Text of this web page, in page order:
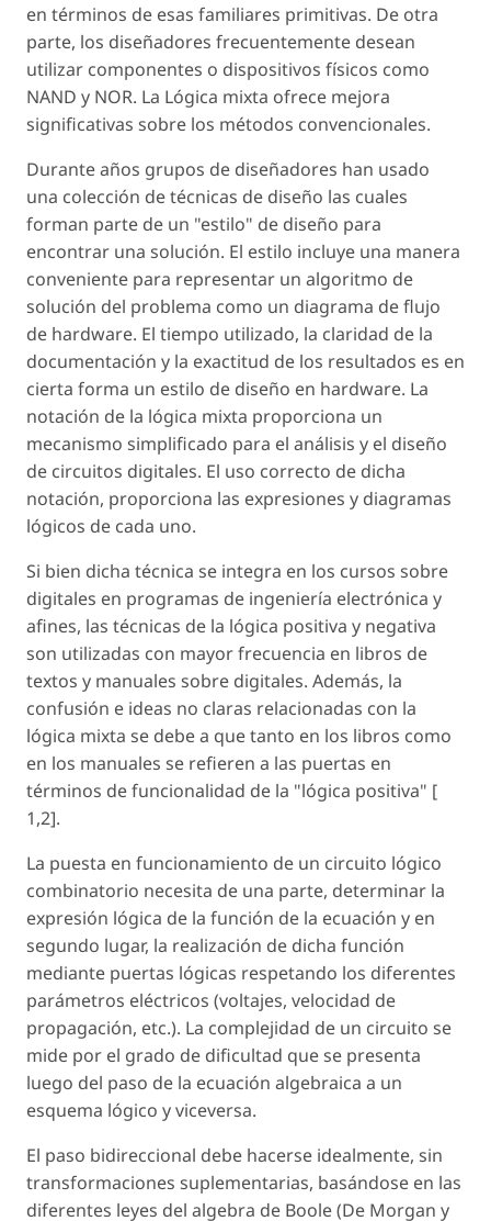
en términos de esas familiares primitivas. De otra
parte, los diseñadores frecuentemente desean
utilizar componentes o dispositivos físicos como
NAND y NOR. La Lógica mixta ofrece mejora
significativas sobre los métodos convencionales.
Durante años grupos de diseñadores han usado
una colección de técnicas de diseño las cuales
forman parte de un "estilo" de diseño para
encontrar una solución. El estilo incluye una manera
conveniente para representar un algoritmo de
solución del problema como un diagrama de flujo
de hardware. El tiempo utilizado, la claridad de la
documentación y la exactitud de los resultados es en
cierta forma un estilo de diseño en hardware. La
notación de la lógica mixta proporciona un
mecanismo simplificado para el análisis y el diseño
de circuitos digitales. El uso correcto de dicha
notación, proporciona las expresiones y diagramas
lógicos de cada uno.
Si bien dicha técnica se integra en los cursos sobre
digitales en programas de ingeniería electrónica y
afines, las técnicas de la lógica positiva y negativa
son utilizadas con mayor frecuencia en libros de
textos y manuales sobre digitales. Además, la
confusión e ideas no claras relacionadas con la
lógica mixta se debe a que tanto en los libros como
en los manuales se refieren a las puertas en
términos de funcionalidad de la "lógica positiva" [
1,2].
La puesta en funcionamiento de un circuito lógico
combinatorio necesita de una parte, determinar la
expresión lógica de la función de la ecuación y en
segundo lugar, la realización de dicha función
mediante puertas lógicas respetando los diferentes
parámetros eléctricos (voltajes, velocidad de
propagación, etc.). La complejidad de un circuito se
mide por el grado de dificultad que se presenta
luego del paso de la ecuación algebraica a un
esquema lógico y viceversa.
El paso bidireccional debe hacerse idealmente, sin
transformaciones suplementarias, basándose en las
diferentes leyes del algebra de Boole (De Morgan y